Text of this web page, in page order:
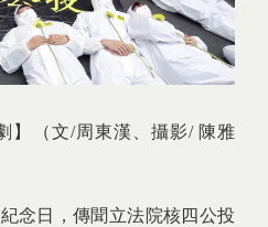
】
（文/周東漢、攝影/ 陳雅
念日，傳聞立法院核四公投